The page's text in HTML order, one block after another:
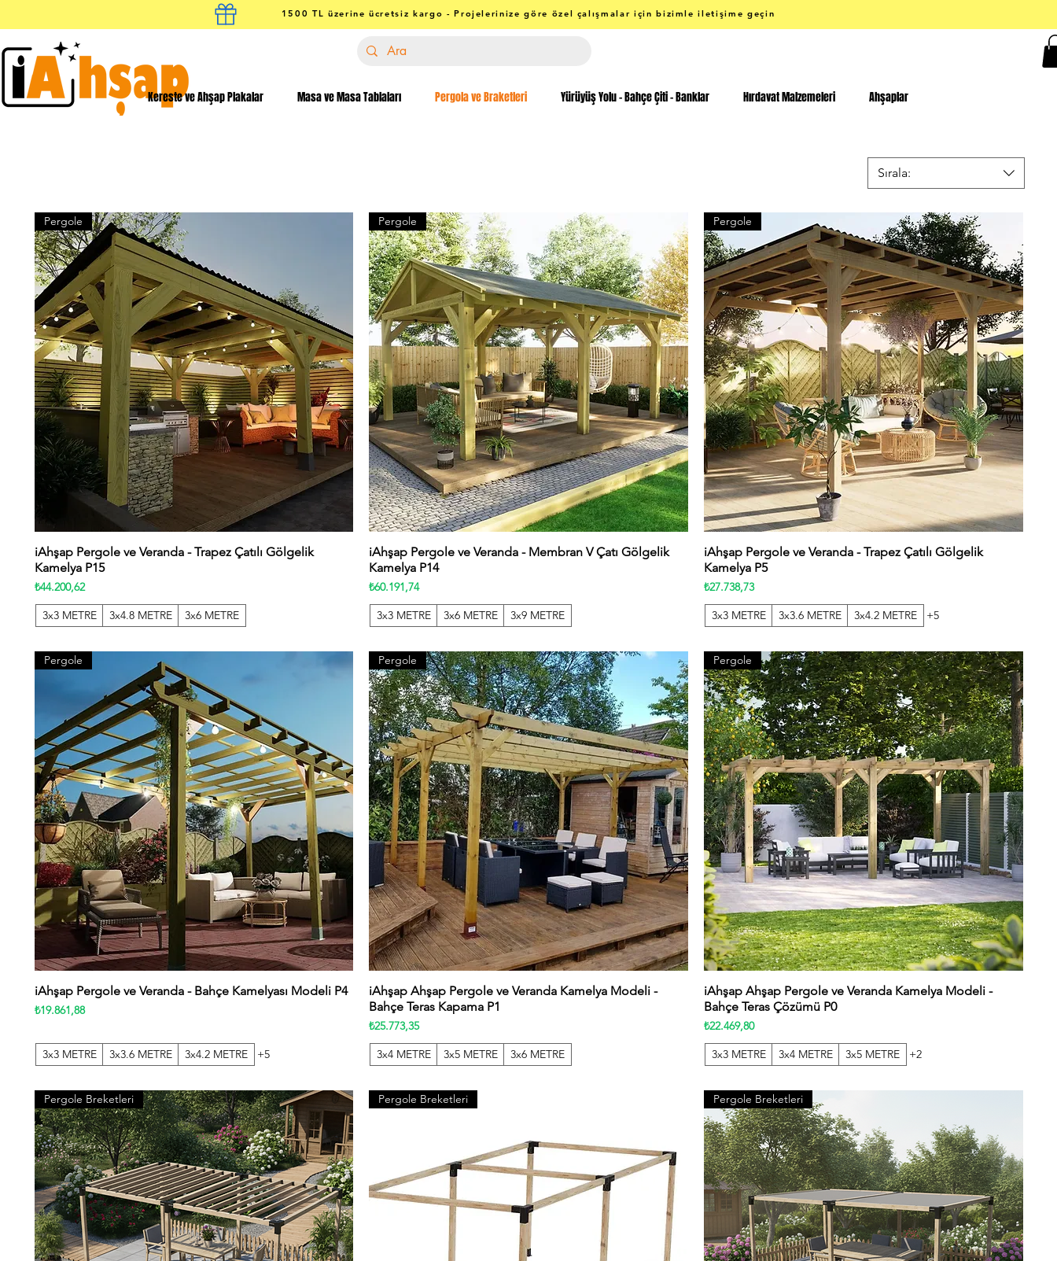
1500 TL üzerine ücretsiz kargo - Projelerinize göre özel çalışmalar için bizimle iletişime geçin
Kereste ve Ahşap Plakalar Masa ve Masa Tablaları Pergola ve Braketleri Yürüyüş Yolu - Bahçe Çiti - Banklar Hırdavat Malzemeleri Ahşaplar
Sırala:
Hızlı Bakış
Pergole
iAhşap Pergole ve Veranda - Trapez Çatılı Gölgelik
Kamelya P15
Fiyat
₺44.200,62
3x3 METRE
3x4.8 METRE 3x6 METRE
Hızlı Bakış
Pergole
iAhşap Pergole ve Veranda - Membran V Çatı Gölgelik
Kamelya P14
Fiyat
₺60.191,74
3x3 METRE
3x6 METRE 3x9 METRE
Hızlı Bakış
Pergole
iAhşap Pergole ve Veranda - Trapez Çatılı Gölgelik
Kamelya P5
Fiyat
₺27.738,73
3x3 METRE
3x3.6 METRE 3x4.2 METRE +5
Hızlı Bakış
Pergole
iAhşap Pergole ve Veranda - Bahçe Kamelyası Modeli P4
Fiyat
₺19.861,88
3x3 METRE 3x3.6 METRE 3x4.2 METRE +5
Hızlı Bakış
Pergole
iAhşap Ahşap Pergole ve Veranda Kamelya Modeli -
Bahçe Teras Kapama P1
Fiyat
₺25.773,35
3x4 METRE
3x5 METRE 3x6 METRE
Hızlı Bakış
Pergole
iAhşap Ahşap Pergole ve Veranda Kamelya Modeli -
Bahçe Teras Çözümü P0
Fiyat
₺22.469,80
3x3 METRE
3x4 METRE 3x5 METRE +2
Pergole Breketleri Pergole Breketleri Pergole Breketleri